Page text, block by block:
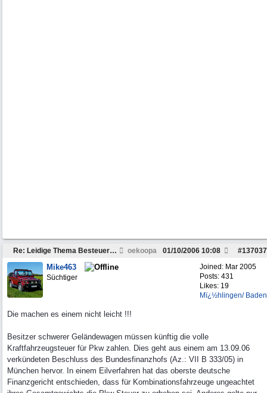
Re: Leidige Thema Besteuerung oekoopa #137037
01/10/2006 10:08
Joined: Mar 2005
Posts: 431
Likes: 19
Mï¿½hlingen/ Baden
Mike463
Süchtiger
Die machen es einem nicht leicht !!!
Besitzer schwerer Geländewagen müssen künftig die volle
Kraftfahrzeugsteuer für Pkw zahlen. Dies geht aus einem am 13.09.06
verkündeten Beschluss des Bundesfinanzhofs (Az.: VII B 333/05) in
München hervor. In einem Eilverfahren hat das oberste deutsche
Finanzgericht entschieden, dass für Kombinationsfahrzeuge ungeachtet